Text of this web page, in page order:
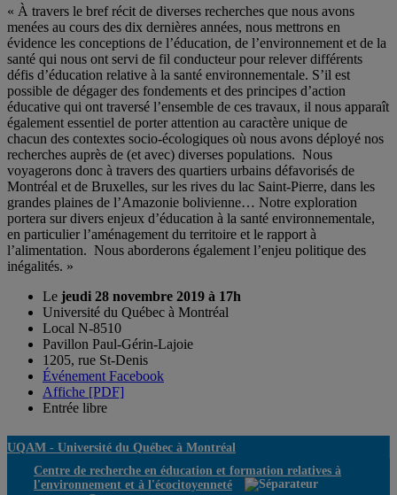
« À travers le bref récit de diverses recherches que nous avons
menées au cours des dix dernières années, nous mettrons en
évidence les conceptions de l’éducation, de l’environnement et de la
santé qui nous ont servi de fil conducteur pour relever différents
défis d’éducation relative à la santé environnementale. S’il est
possible de dégager des fondements et des principes d’action
éducative qui ont traversé l’ensemble de ces travaux, il nous apparaît
également essentiel de porter attention au caractère unique de
chacun des contextes socio-écologiques où nous avons déployé nos
recherches auprès de (et avec) diverses populations. Nous
voyagerons donc à travers des quartiers urbains défavorisés de
Montréal et de Bruxelles, sur les rives du lac Saint-Pierre, dans les
grandes plaines de l’Amazonie bolivienne… Notre exploration
portera sur divers enjeux d’éducation à la santé environnementale,
en particulier l’aménagement du territoire et le rapport à
l’alimentation. Nous aborderons également l’enjeu politique des
inégalités. »
Le jeudi 28 novembre 2019 à 17h
Université du Québec à Montréal
Local N-8510
Pavillon Paul-Gérin-Lajoie
1205, rue St-Denis
Événement Facebook
Affiche [PDF]
Entrée libre
UQAM - Université du Québec à Montréal
Centre de recherche en éducation et formation relatives à
l'environnement et à l'écocitoyenneté